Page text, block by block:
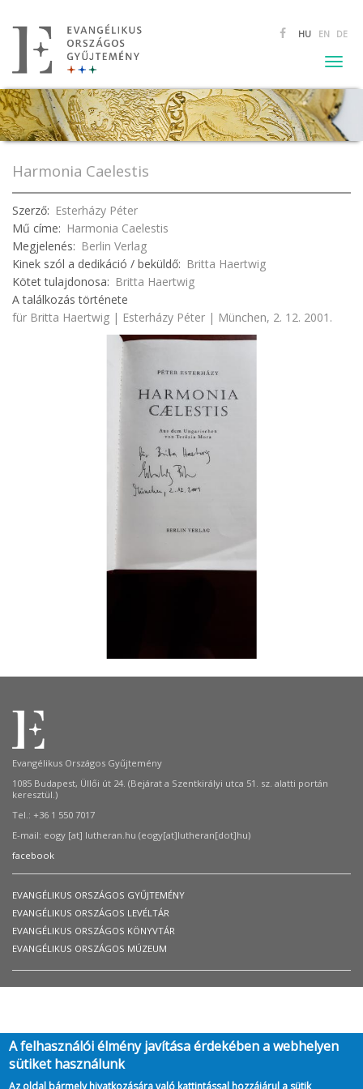
Ugrás
tartalomra
HU EN DE
Harmonia Caelestis
Szerző
Esterházy Péter
Mű címe
Harmonia Caelestis
Megjelenés
Berlin Verlag
Kinek szól a dedikáció / beküldő
Britta Haertwig
Kötet tulajdonosa
Britta Haertwig
A találkozás története
für Britta Haertwig | Esterházy Péter | München, 2. 12. 2001.
Evangélikus Országos Gyűjtemény
1085 Budapest, Üllői út 24. (Bejárat a Szentkirályi utca 51. sz. alatti portán
keresztül.)
Tel.: +36 1 550 7017
E-mail: eogy [at] lutheran.hu (eogy[at]lutheran[dot]hu)
facebook
EVANGÉLIKUS ORSZÁGOS GYŰJTEMÉNY
EVANGÉLIKUS ORSZÁGOS LEVÉLTÁR
EVANGÉLIKUS ORSZÁGOS KÖNYVTÁR
EVANGÉLIKUS ORSZÁGOS MÚZEUM
A felhasználói élmény javítása érdekében a webhelyen
sütiket használunk
Az oldal bármely hivatkozására való kattintással hozzájárul a sütik